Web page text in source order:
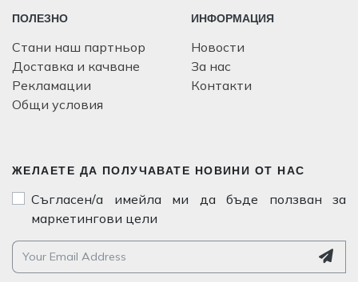
ПОЛЕЗНО
Стани наш партньор
Доставка и качване
Рекламации
Общи условия
ИНФОРМАЦИЯ
Новости
За нас
Контакти
ЖЕЛАЕТЕ ДА ПОЛУЧАВАТЕ НОВИНИ ОТ НАС
Съгласен/а имейла ми да бъде ползван за
маркетингови цели